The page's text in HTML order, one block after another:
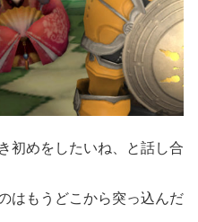
初めをしたいね、と話し合
はもうどこから突っ込んだ